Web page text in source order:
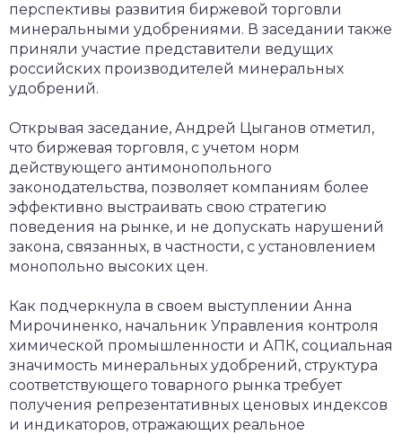
перспективы развития биржевой торговли
минеральными удобрениями. В заседании также
приняли участие представители ведущих
российских производителей минеральных
удобрений.
Открывая заседание, Андрей Цыганов отметил,
что биржевая торговля, с учетом норм
действующего антимонопольного
законодательства, позволяет компаниям более
эффективно выстраивать свою стратегию
поведения на рынке, и не допускать нарушений
закона, связанных, в частности, с установлением
монопольно высоких цен.
Как подчеркнула в своем выступлении Анна
Мирочиненко, начальник Управления контроля
химической промышленности и АПК, социальная
значимость минеральных удобрений, структура
соответствующего товарного рынка требует
получения репрезентативных ценовых индексов
и индикаторов, отражающих реальное